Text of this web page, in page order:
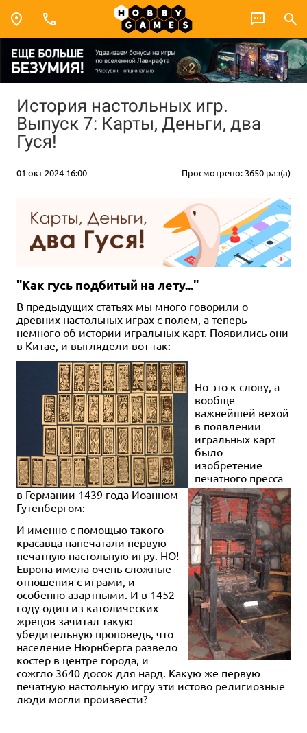
История настольных игр.
Выпуск 7: Карты, Деньги, два
Гуся!
01 окт 2024 16:00 Просмотрено: 3650 раз(а)
"Как гусь подбитый на лету..."
В предыдущих статьях мы много говорили о
древних настольных играх с полем, а теперь
немного об истории игральных карт. Появились они
в Китае, и выглядели вот так:
Но это к слову, а
вообще
важнейшей вехой
в появлении
игральных карт
было
изобретение
печатного пресса
в Германии 1439 года Иоанном
Гутенбергом:
И именно с помощью такого
красавца напечатали первую
печатную настольную игру. НО!
Европа имела очень сложные
отношения с играми, и
особенно азартными. И в 1452
году один из католических
жрецов зачитал такую
убедительную проповедь, что
население Нюрнберга развело
костер в центре города, и
сожгло 3640 досок для нард. Какую же первую
печатную настольную игру эти истово религиозные
люди могли произвести?